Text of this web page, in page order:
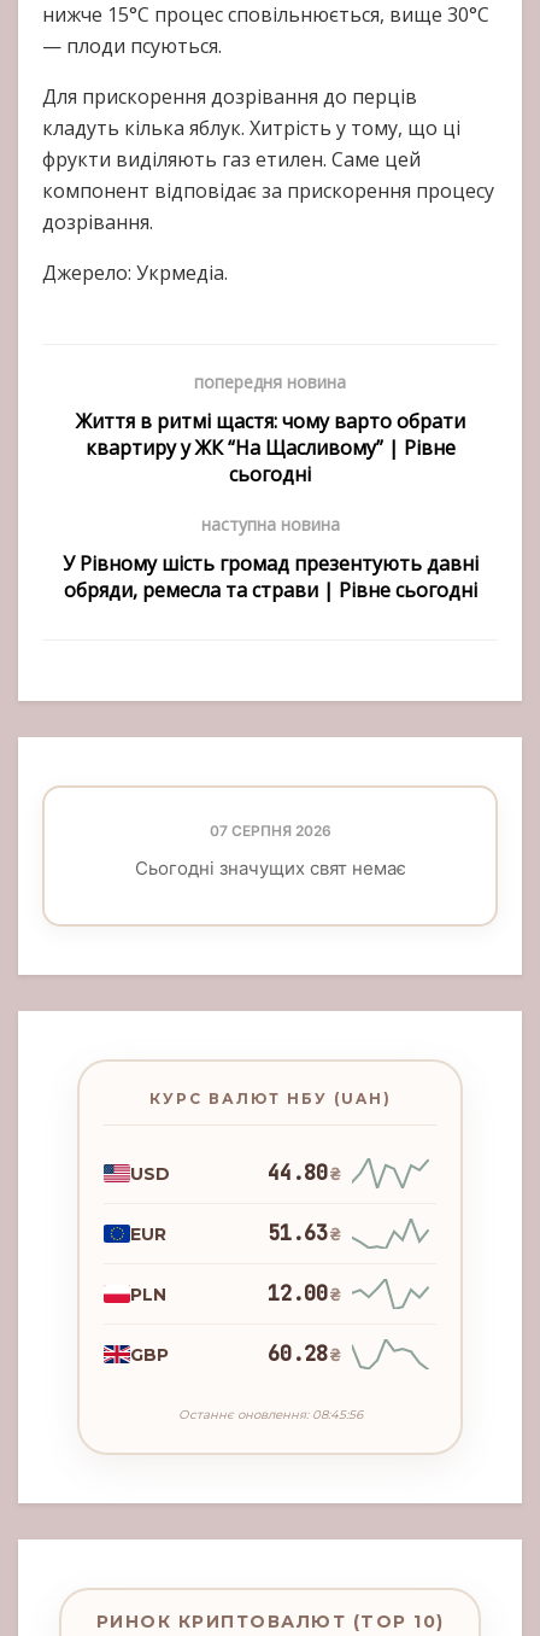
нижче 15°C процес сповільнюється, вище 30°C
— плоди псуються.
Для прискорення дозрівання до перців
кладуть кілька яблук. Хитрість у тому, що ці
фрукти виділяють газ етилен. Саме цей
компонент відповідає за прискорення процесу
дозрівання.
Джерело: Укрмедіа.
попередня новина
Життя в ритмі щастя: чому варто обрати
квартиру у ЖК “На Щасливому” | Рівне
сьогодні
наступна новина
У Рівному шість громад презентують давні
обряди, ремесла та страви | Рівне сьогодні
07 СЕРПНЯ 2026
Сьогодні значущих свят немає
КУРС ВАЛЮТ НБУ (UAH)
USD 44.80₴
EUR 51.63₴
PLN 12.00₴
GBP 60.28₴
Останнє оновлення: 08:45:56
РИНОК КРИПТОВАЛЮТ (TOP 10)